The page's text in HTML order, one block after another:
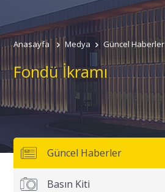
Anasayfa Medya Güncel Haberler
Fondü İkramı
Güncel Haberler
Basın Kiti
Adınız
Soyadınız